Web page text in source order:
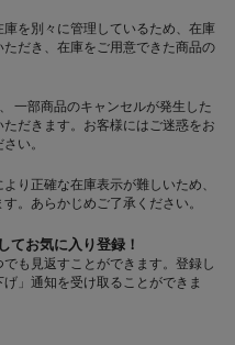
を別々に管理しているため、在庫
だき、在庫をご用意できた商品の
一部商品のキャンセルが発生した
だきます。お客様にはご迷惑をお
い。
り正確な在庫表示が難しいため、
。あらかじめご了承ください。
てお気に入り登録！
も見返すことができます。登録し
」通知を受け取ることができま